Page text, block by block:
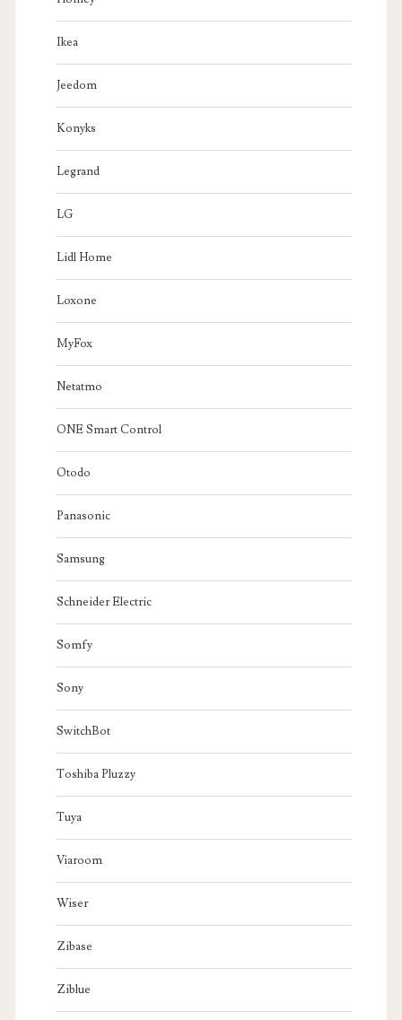
Ikea
Jeedom
Konyks
Legrand
LG
Lidl Home
Loxone
MyFox
Netatmo
ONE Smart Control
Otodo
Panasonic
Samsung
Schneider Electric
Somfy
Sony
SwitchBot
Toshiba Pluzzy
Tuya
Viaroom
Wiser
Zibase
Ziblue